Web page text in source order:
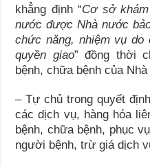
khẳng định “Cơ sở
nước được Nhà nước
chức năng, nhiệm vụdo
quyền giao” đồng thời
bệnh, chữa bệnh của
– Tự chủ trong quyết
các dịch vụ, hàng hóa
bệnh, chữa bệnh, phục
người bệnh, trừ giá dịch